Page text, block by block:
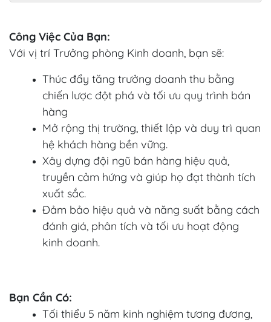
Công Việc Của Bạn:
Với vị trí Trưởng phòng Kinh doanh, bạn sẽ:
Thúc đẩy tăng trưởng doanh thu bằng
chiến lược đột phá và tối ưu quy trình bán
hàng
Mở rộng thị trường, thiết lập và duy trì quan
hệ khách hàng bền vững.
Xây dựng đội ngũ bán hàng hiệu quả,
truyền cảm hứng và giúp họ đạt thành tích
xuất sắc.
Đảm bảo hiệu quả và năng suất bằng cách
đánh giá, phân tích và tối ưu hoạt động
kinh doanh.
Bạn Cần Có:
Tối thiểu 5 năm kinh nghiệm tương đương,